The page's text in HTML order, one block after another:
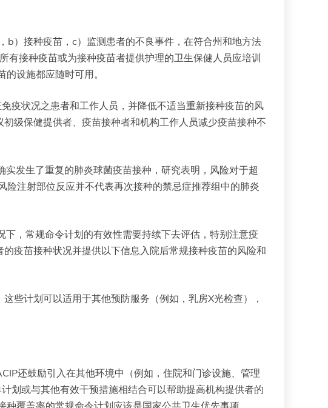
）接种疫苗，c）监测患者的不良事件，在符合州和地方法
有接种疫苗或为接种疫苗者提供护理的卫生保健人员应培训
设施都应随时可用。
疫状况之患者和工作人员，并降低不适当重新接种疫苗的风
级保健提供者、疫苗接种者和机构工作人员减少疫苗接种不
实发生了重复的肺炎球菌疫苗接种，研究表明，风险对于超
险注射部位反应并不代表再次接种的禁忌症推荐组中的肺炎
，常规命令计划的有效性需要持续下去评估，特别注意疫
疫苗接种状况并提供以下信息入院后常规接种疫苗的风险和
这些计划可以适用于其他预防服务（例如，乳房X光检查），
还鼓励引入在其他环境中（例如，住院和门诊设施、管理
划或与其他有效干预措施相结合可以帮助提高机构提供者的
覆盖率的常规命令计划应该是国家公共卫生优先事项。